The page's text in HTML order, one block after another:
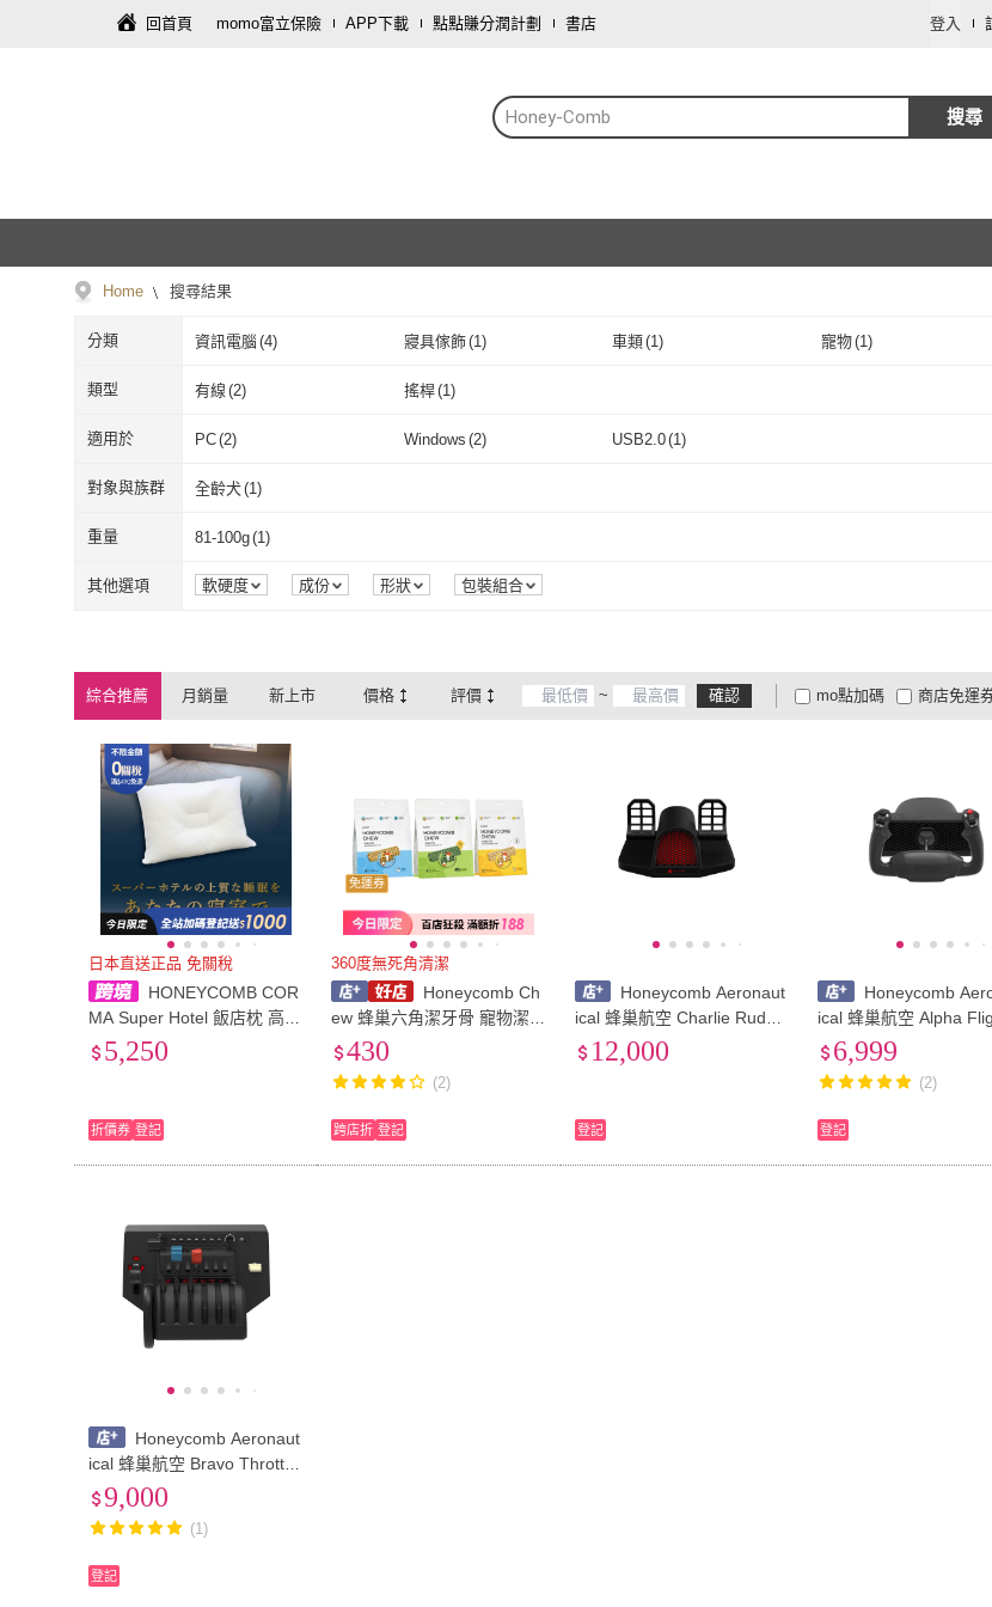
回首頁 momo富立保險 APP下載 點點賺分潤計劃 書店 登入
Honey-Comb 搜尋
Home 搜尋結果
分類 資訊電腦(4) 寢具傢飾(1) 車類(1) 寵物(1)
類型 有線 (2) 搖桿(1)
有線 搖桿 (1)
適用於 PC(2) Windows (2) USB2.0(1)
PC(2)
對象與族群 全齡犬(1)
全齡犬(
重量 81-100g(1)
81-100g
其他選項 軟硬度 成份 形狀 包裝組合
綜合推薦 月銷量 新上市 價格 評價 ~ 確認 mo點加碼
大家電安心配
大家
商店免運
日本直送正品 免關稅
HONEYCOMB COR
MA Super Hotel 飯店枕 高8c
m 5,250
折價券 登記
免運券
360度無死角清潔
Honeycomb Ch
ew 蜂巢六角潔牙骨 寵物潔
牙 潔牙棒 壹品藥局
430
(2)
跨店折 登記
Honeycomb Aeronaut
ical 蜂巢航空 Charlie Rudde
r Pedals 飛行踏板
12,000
登記
Honeycomb
ical 蜂巢航空 Alpha
ontrol Lite
6,999
(2)
登記
Honeycomb Aeronaut
ical 蜂巢航空 Bravo Throttle
Quadrant 油門
9,000
(1)
登記